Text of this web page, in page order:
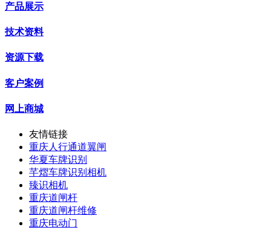
产品展示
技术资料
资源下载
客户案例
网上商城
友情链接
重庆人行通道翼闸
华夏车牌识别
芊熠车牌识别相机
臻识相机
重庆道闸杆
重庆道闸杆维修
重庆电动门